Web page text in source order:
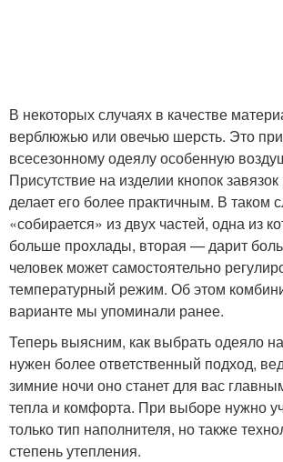
В некоторых случаях в качестве
верблюжью или овечью шерсть. Это
всесезонному одеялу особенную
Присутствие на изделии кнопок
делает его более практичным. В таком
«собирается» из двух частей, одна из
больше прохлады, вторая — дарит
человек может самостоятельно
температурный режим. Об этом
варианте мы упоминали ранее.
Теперь выясним, как выбрать одеяло
нужен более ответственный подход,
зимние ночи оно станет для вас
тепла и комфорта. При выборе нужно
только тип наполнителя, но также
степень утепления.